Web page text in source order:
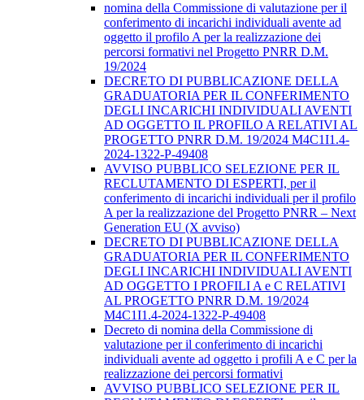
nomina della Commissione di valutazione per il
conferimento di incarichi individuali avente ad
oggetto il profilo A per la realizzazione dei
percorsi formativi nel Progetto PNRR D.M.
19/2024
DECRETO DI PUBBLICAZIONE DELLA
GRADUATORIA PER IL CONFERIMENTO
DEGLI INCARICHI INDIVIDUALI AVENTI
AD OGGETTO IL PROFILO A RELATIVI AL
PROGETTO PNRR D.M. 19/2024 M4C1I1.4-
2024-1322-P-49408
AVVISO PUBBLICO SELEZIONE PER IL
RECLUTAMENTO DI ESPERTI, per il
conferimento di incarichi individuali per il profilo
A per la realizzazione del Progetto PNRR – Next
Generation EU (X avviso)
DECRETO DI PUBBLICAZIONE DELLA
GRADUATORIA PER IL CONFERIMENTO
DEGLI INCARICHI INDIVIDUALI AVENTI
AD OGGETTO I PROFILI A e C RELATIVI
AL PROGETTO PNRR D.M. 19/2024
M4C1I1.4-2024-1322-P-49408
Decreto di nomina della Commissione di
valutazione per il conferimento di incarichi
individuali avente ad oggetto i profili A e C per la
realizzazione dei percorsi formativi
AVVISO PUBBLICO SELEZIONE PER IL